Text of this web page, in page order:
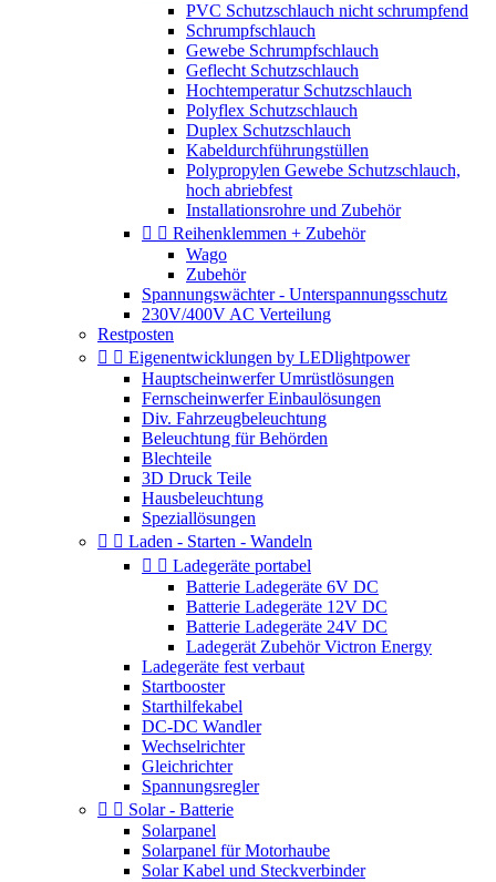
PVC Schutzschlauch nicht schrumpfend
Schrumpfschlauch
Gewebe Schrumpfschlauch
Geflecht Schutzschlauch
Hochtemperatur Schutzschlauch
Polyflex Schutzschlauch
Duplex Schutzschlauch
Kabeldurchführungstüllen
Polypropylen Gewebe Schutzschlauch,
hoch abriebfest
Installationsrohre und Zubehör
  Reihenklemmen + Zubehör
Wago
Zubehör
Spannungswächter - Unterspannungsschutz
230V/400V AC Verteilung
Restposten
  Eigenentwicklungen by LEDlightpower
Hauptscheinwerfer Umrüstlösungen
Fernscheinwerfer Einbaulösungen
Div. Fahrzeugbeleuchtung
Beleuchtung für Behörden
Blechteile
3D Druck Teile
Hausbeleuchtung
Speziallösungen
  Laden - Starten - Wandeln
  Ladegeräte portabel
Batterie Ladegeräte 6V DC
Batterie Ladegeräte 12V DC
Batterie Ladegeräte 24V DC
Ladegerät Zubehör Victron Energy
Ladegeräte fest verbaut
Startbooster
Starthilfekabel
DC-DC Wandler
Wechselrichter
Gleichrichter
Spannungsregler
  Solar - Batterie
Solarpanel
Solarpanel für Motorhaube
Solar Kabel und Steckverbinder